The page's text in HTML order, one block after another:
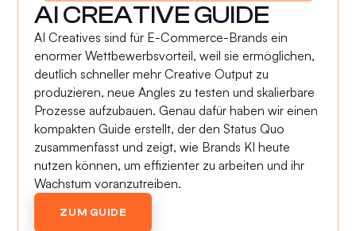
AI CREATIVE GUIDE
AI Creatives sind für E-Commerce-Brands ein
enormer Wettbewerbsvorteil, weil sie ermöglichen,
deutlich schneller mehr Creative Output zu
produzieren, neue Angles zu testen und skalierbare
Prozesse aufzubauen. Genau dafür haben wir einen
kompakten Guide erstellt, der den Status Quo
zusammenfasst und zeigt, wie Brands KI heute
nutzen können, um effizienter zu arbeiten und ihr
Wachstum voranzutreiben.
ZUM GUIDE